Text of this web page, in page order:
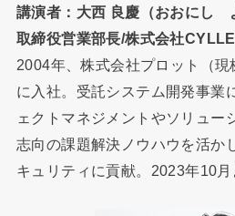
講演者：大西 良慶（おおにし
取締役営業部長/株式会社
2004年、株式会社プロット（現
に入社。受託システム開発事業
ェクトマネジメントやソリュー
志向の課題解決ノウハウを活か
キュリティに貢献。2023年10月